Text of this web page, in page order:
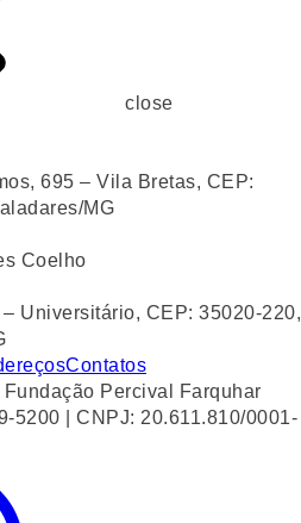
close
695 – Vila Bretas, CEP:
MG
Coelho
Universitário, CEP: 35020-220,
Contatos
Percival Farquhar
5200 | CNPJ: 20.611.810/0001-